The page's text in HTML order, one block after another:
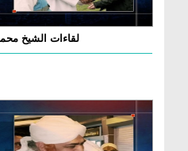
لقاءات الشيخ